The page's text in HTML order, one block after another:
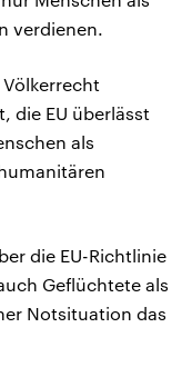
verdienen.
Völkerrecht
die EU überlässt
als
die EU-Richtlinie
Geflüchtete als
Notsituation das